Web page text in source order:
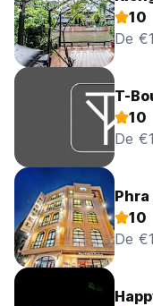
10
De
T-
10
De
10
De